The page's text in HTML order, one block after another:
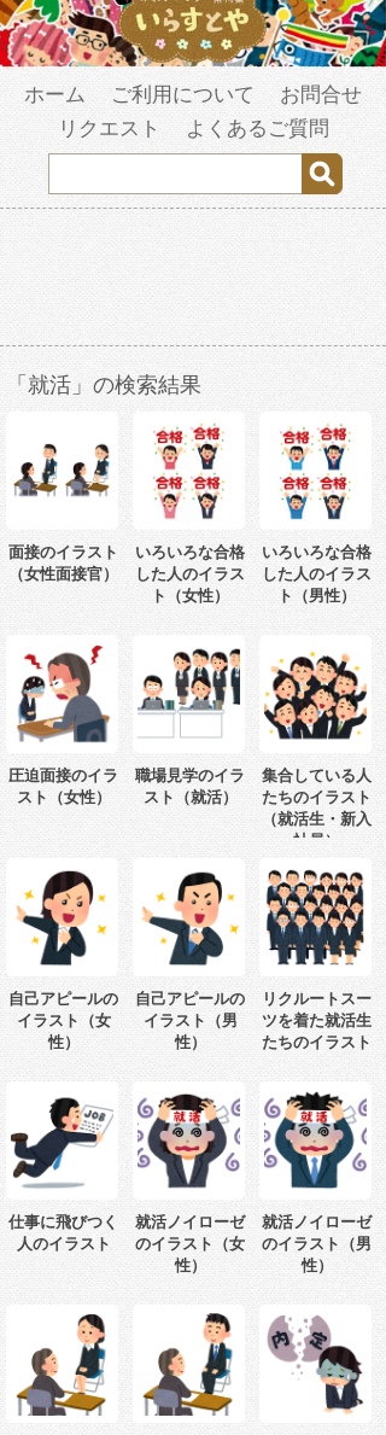
ホーム ご利用について
お問合せ
リクエスト
よくあるご質問
「就活」の検索結果
面接のイラスト
（女性面接官）
いろいろな合格
した人のイラス
ト（女性）
いろいろな合格
した人のイラス
ト（男性）
圧迫面接のイラ
スト（女性）
職場見学のイラ
スト（就活）
集合している人
たちのイラスト
（就活生・新入
社員）
自己アピールの
イラスト（女
性）
自己アピールの
イラスト（男
性）
リクルートスー
ツを着た就活生
たちのイラスト
仕事に飛びつく
人のイラスト
就活ノイローゼ
のイラスト（女
性）
就活ノイローゼ
のイラスト（男
性）